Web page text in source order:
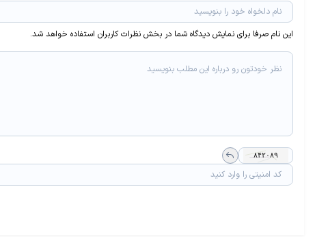
این نام صرفا برای نمایش دیدگاه شما در بخش نظرات کاربران استفاده خواهد شد.